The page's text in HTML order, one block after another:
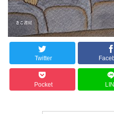
Twitter
Pocket